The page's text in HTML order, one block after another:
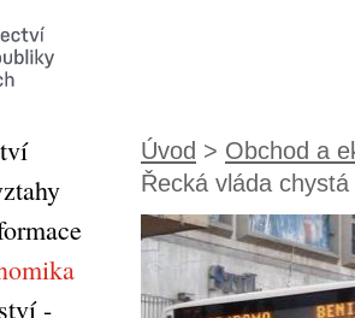
Úvod > Obchod a
Řecká vláda
-